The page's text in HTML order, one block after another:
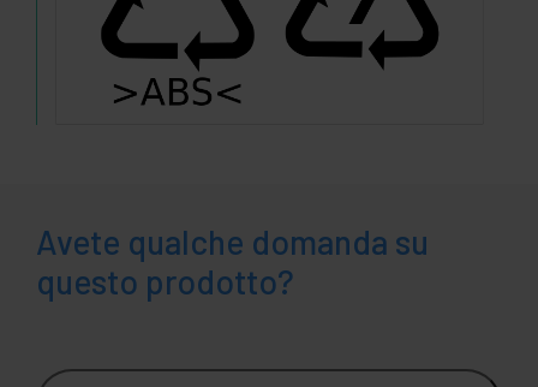
Avete qualche domanda su
questo prodotto?